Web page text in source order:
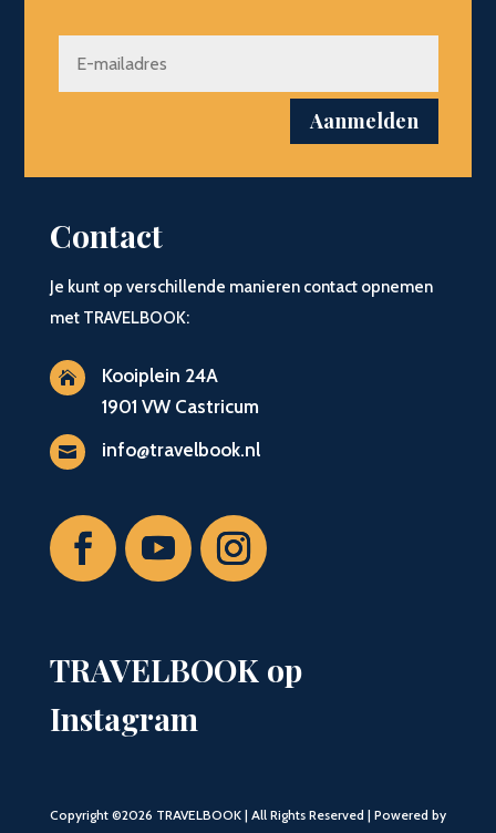
Aanmelden
Contact
Je kunt op verschillende manieren contact opnemen
met TRAVELBOOK:

Kooiplein 24A
1901 VW Castricum
 info@travelbook.nl
TRAVELBOOK op
Instagram
Copyright ©2026 TRAVELBOOK | All Rights Reserved | Powered by